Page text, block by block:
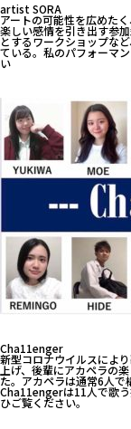
artist SORA
アートの可能性を広めた
楽しい感情を引き出す参
とするワークショップな
ている。私のパフォーマ
い
Cha11enger
新型コロナウイルスによ
上げ、後輩にアカペラの
た。アカペラは通常6人で
Cha11engerは11人で歌
ひご覧ください。